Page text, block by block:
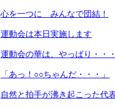
心を一つに みんなで団結！
運動会は本日実施します
運動会の華は、やっぱり・・
「あっ！○○ちゃんだ・・・」
自然と拍手が沸き起こった代